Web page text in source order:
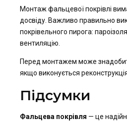
Монтаж фальцевої покрівлі
досвіду. Важливо правильно
покрівельного пирога:
вентиляцію.
Перед монтажем може
якщо виконується
Підсумки
Фальцева покрівля — це